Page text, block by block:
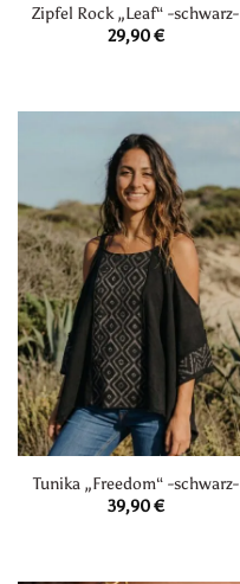
Zipfel Rock „Leaf“ -schwarz-
29,90€
Tunika „Freedom“ -schwarz-
39,90€